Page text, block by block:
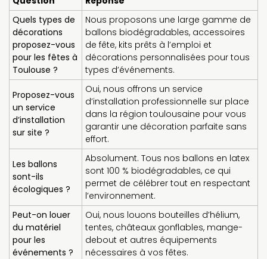
Quels types de
décorations
proposez-vous
pour les fêtes à
Toulouse ?
Nous proposons une large gamme de
ballons biodégradables, accessoires
de fête, kits prêts à l’emploi et
décorations personnalisées pour tous
types d’événements.
Proposez-vous
un service
d’installation
sur site ?
Oui, nous offrons un service
d’installation professionnelle sur place
dans la région toulousaine pour vous
garantir une décoration parfaite sans
effort.
Les ballons
sont-ils
écologiques ?
Absolument. Tous nos ballons en latex
sont 100 % biodégradables, ce qui
permet de célébrer tout en respectant
l’environnement.
Peut-on louer
du matériel
pour les
événements ?
Oui, nous louons bouteilles d’hélium,
tentes, châteaux gonflables, mange-
debout et autres équipements
nécessaires à vos fêtes.